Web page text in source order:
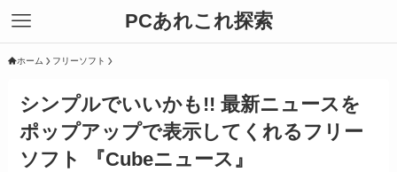
PCあれこれ探索
ホーム フリーソフト
シンプルでいいかも!! 最新ニュースを
ポップアップで表示してくれるフリー
ソフト 『Cubeニュース』